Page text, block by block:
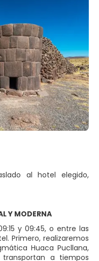
al hotel elegido,
Y MODERNA
y 09:45, o entre las
Primero, realizaremos
Huaca Pucllana,
a tiempos